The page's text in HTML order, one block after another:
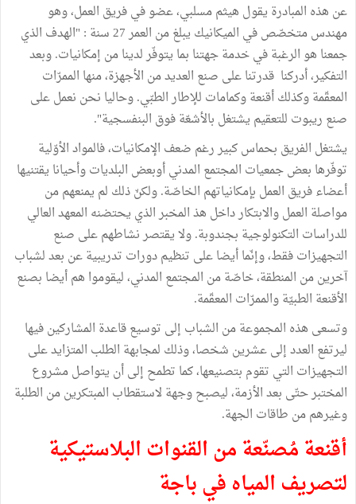
عن هذه المبادرة يقول هيثم مسلبي، عضو في فريق العمل، وهو
مهندس متخصّص في الميكانيك يبلغ من العمر 27 سنة : "الهدف الذي
جمعنا هو الرغبة في خدمة جهتنا بما يتوفّر لدينا من إمكانيات. وبعد
التفكير، أدركنا قدرتنا على صنع العديد من الأجهزة، منها الممرّات
المعقّمة وكذلك أقنعة وكمامات للإطار الطبّي. وحاليا نحن نعمل على
صنع ريبوت للتعقيم يشتغل بالأشعّة فوق البنفسجية".
يشتغل الفريق بحماس كبير رغم ضعف الإمكانيات، فالمواد الأوّلية
توفّرها بعض جمعيات المجتمع المدني أوبعض البلديات وأحيانا يقتنيها
أعضاء فريق العمل بإمكانياتهم الخاصّة. ولكنّ ذلك لم يمنعهم من
مواصلة العمل والابتكار داخل هذ المخبر الذي يحتضنه المعهد العالي
للدراسات التكنولوجية بجندوبة. ولا يقتصر نشاطهم على صنع
التجهيزات فقط، وإنّما أيضا على تنظيم دورات تدريبية عن بعد لشباب
آخرين من المنطقة، خاصّة من المجتمع المدني، ليقوموا هم أيضا بصنع
الأقنعة الطبيّة والممرّات المعقّمة.
وتسعى هذه المجموعة من الشباب إلى توسيع قاعدة المشاركين فيها
ليرتفع العدد إلى عشرين شخصا، وذلك لمجابهة الطلب المتزايد على
التجهيزات التي تقوم بتصنيعها، كما تطمح إلى أن يتواصل مشروع
المختبر حتّى بعد الأزمة، ليصبح وجهة لاستقطاب المبتكرين من الطلبة
وغيرهم من طاقات الجهة.
أقنعة مُصنّعة من القنوات البلاستيكية
لتصريف المياه في باجة